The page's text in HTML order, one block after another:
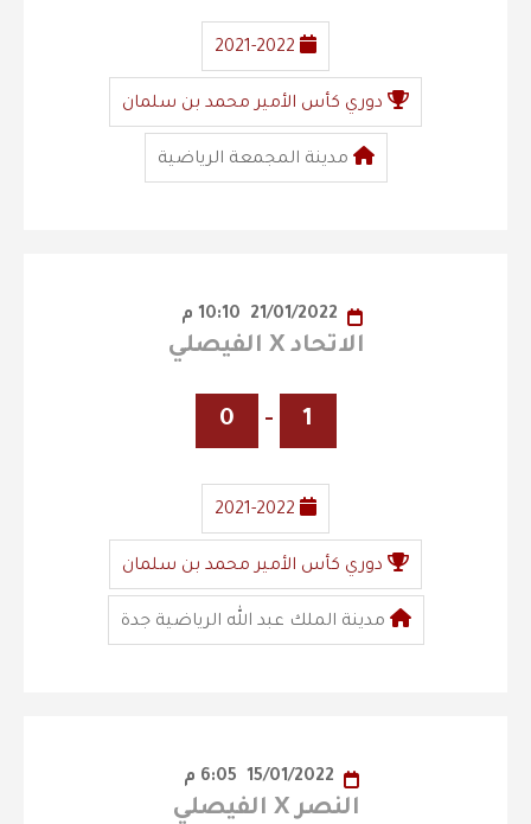
2021-2022
دوري كأس الأمير محمد بن سلمان
مدينة المجمعة الرياضية
الاتحاد X الفيصلي
1
-
0
2021-2022
دوري كأس الأمير محمد بن سلمان
مدينة الملك عبد الله الرياضية جدة
النصر X الفيصلي